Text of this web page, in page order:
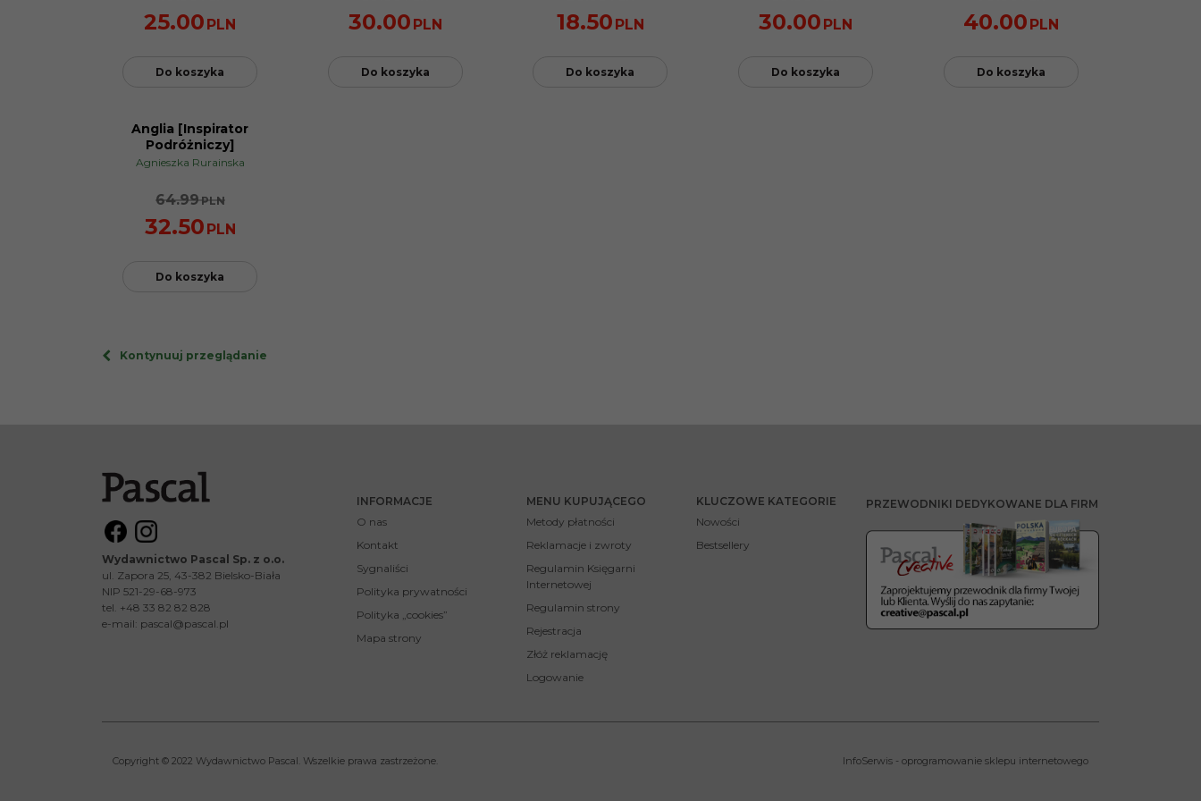
25.00 PLN
Do koszyka
30.00 PLN
Do koszyka
18.50 PLN
Do koszyka
30.00 PLN
Do koszyka
40.00 PLN
Do koszyka
PROMOCJA
Anglia [Inspirator
Podróżniczy]
Agnieszka Rurainska
64.99PLN
32.50 PLN
Do koszyka
Kontynuuj przeglądanie
Wydawnictwo Pascal Sp. z o.o.
ul. Zapora 25, 43-382 Bielsko-Biała
NIP 521-29-68-973
tel. +48 33 82 82 828
e-mail: pascal@pascal.pl
INFORMACJE
O nas
Kontakt
Sygnaliści
Polityka prywatności
Polityka „cookies”
Mapa strony
MENU KUPUJĄCEGO
Metody płatności
Reklamacje i zwroty
Regulamin Księgarni
Internetowej
Regulamin strony
Rejestracja
Złóż reklamację
Logowanie
KLUCZOWE KATEGORIE
Nowości
Bestsellery
PRZEWODNIKI DEDYKOWANE DLA FIRM
Copyright © 2022 Wydawnictwo Pascal. Wszelkie prawa zastrzeżone. InfoSerwis - oprogramowanie sklepu internetowego